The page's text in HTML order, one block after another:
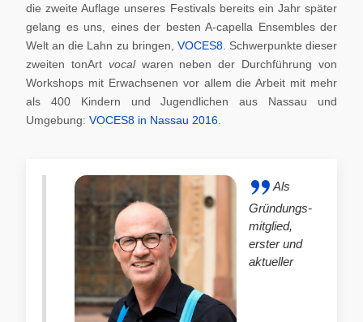
die zweite Auflage unseres Festivals bereits ein Jahr später
gelang es uns, eines der besten A-capella Ensembles der
Welt an die Lahn zu bringen, VOCES8. Schwerpunkte dieser
zweiten tonArt vocalwaren neben der Durchführung von
Workshops mit Erwachsenen vor allem die Arbeit mit mehr
als 400 Kindern und Jugendlichen aus Nassau und
Umgebung: VOCES8 in Nassau 2016
Als
Gründungs-
mitglied,
erster und
aktueller